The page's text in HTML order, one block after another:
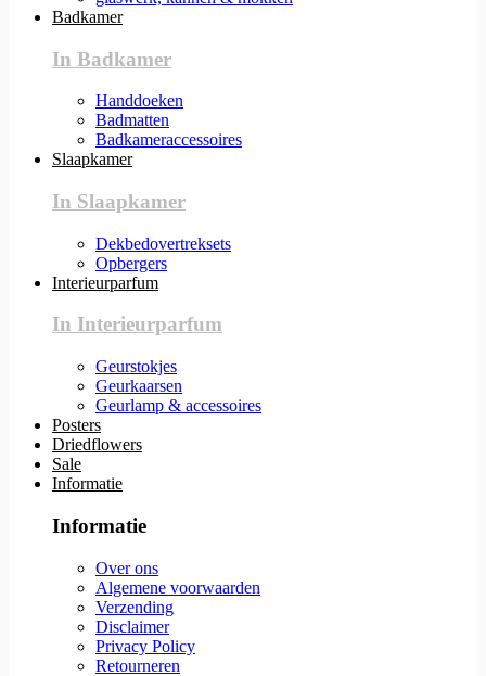
Badkamer
In Badkamer
Handdoeken
Badmatten
Badkameraccessoires
Slaapkamer
In Slaapkamer
Dekbedovertreksets
Opbergers
Interieurparfum
In Interieurparfum
Geurstokjes
Geurkaarsen
Geurlamp & accessoires
Posters
Driedflowers
Sale
Informatie
Informatie
Over ons
Algemene voorwaarden
Verzending
Disclaimer
Privacy Policy
Retourneren